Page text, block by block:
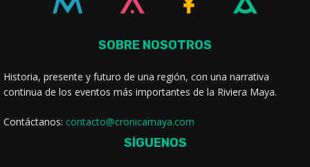
SOBRE NOSOTROS
Historia, presente y futuro de una región, con una narrativa
continua de los eventos más importantes de la Riviera Maya.
Contáctanos: contacto@cronicamaya.com
SÍGUENOS